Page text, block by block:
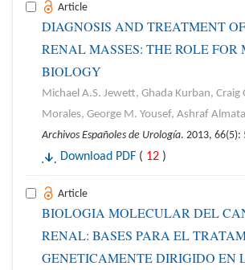
Article
DIAGNOSIS AND TREATMENT
RENAL MASSES: THE ROLE FOR
BIOLOGY
Michael A.S. Jewett, Ghada Kurban, Craig
Morales, George M. Yousef, Ashraf
Archivos Españoles de Urología. 2013, 66(5):
Download PDF ( 12 )
Article
BIOLOGIA MOLECULAR DEL
RENAL: BASES PARA EL
GENETICAMENTE DIRIGIDO EN